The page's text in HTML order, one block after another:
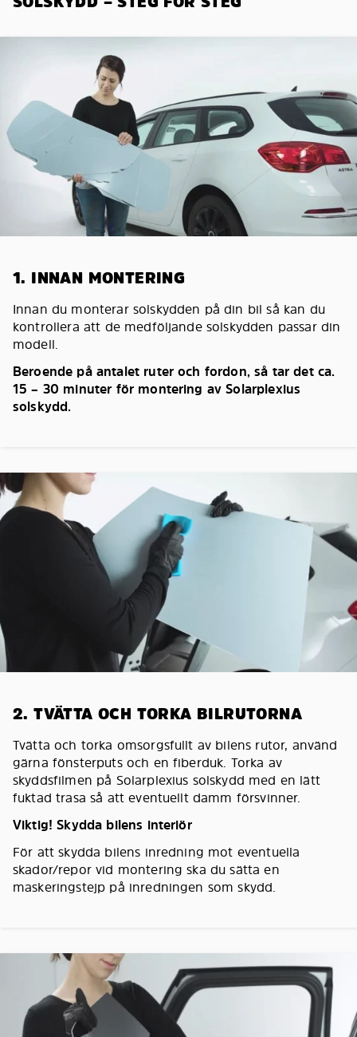
1. INNAN MONTERING
Innan du monterar solskydden på din bil så kan du
kontrollera att de medföljande solskydden passar din
modell.
Beroende på antalet ruter och fordon, så tar det ca.
15 – 30 minuter för montering av Solarplexius
solskydd.
2. TVÄTTA OCH TORKA BILRUTORNA
Tvätta och torka omsorgsfullt av bilens rutor, använd
gärna fönsterputs och en fiberduk. Torka av
skyddsfilmen på Solarplexius solskydd med en lätt
fuktad trasa så att eventuellt damm försvinner.
Viktig! Skydda bilens interiör
För att skydda bilens inredning mot eventuella
skador/repor vid montering ska du sätta en
maskeringstejp på inredningen som skydd.